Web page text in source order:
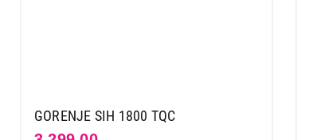
GORENJE SIH 1800 TQC